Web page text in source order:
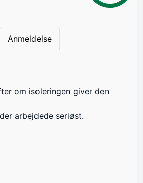
Anmeldelse
om isoleringen giver den
arbejdede seriøst.